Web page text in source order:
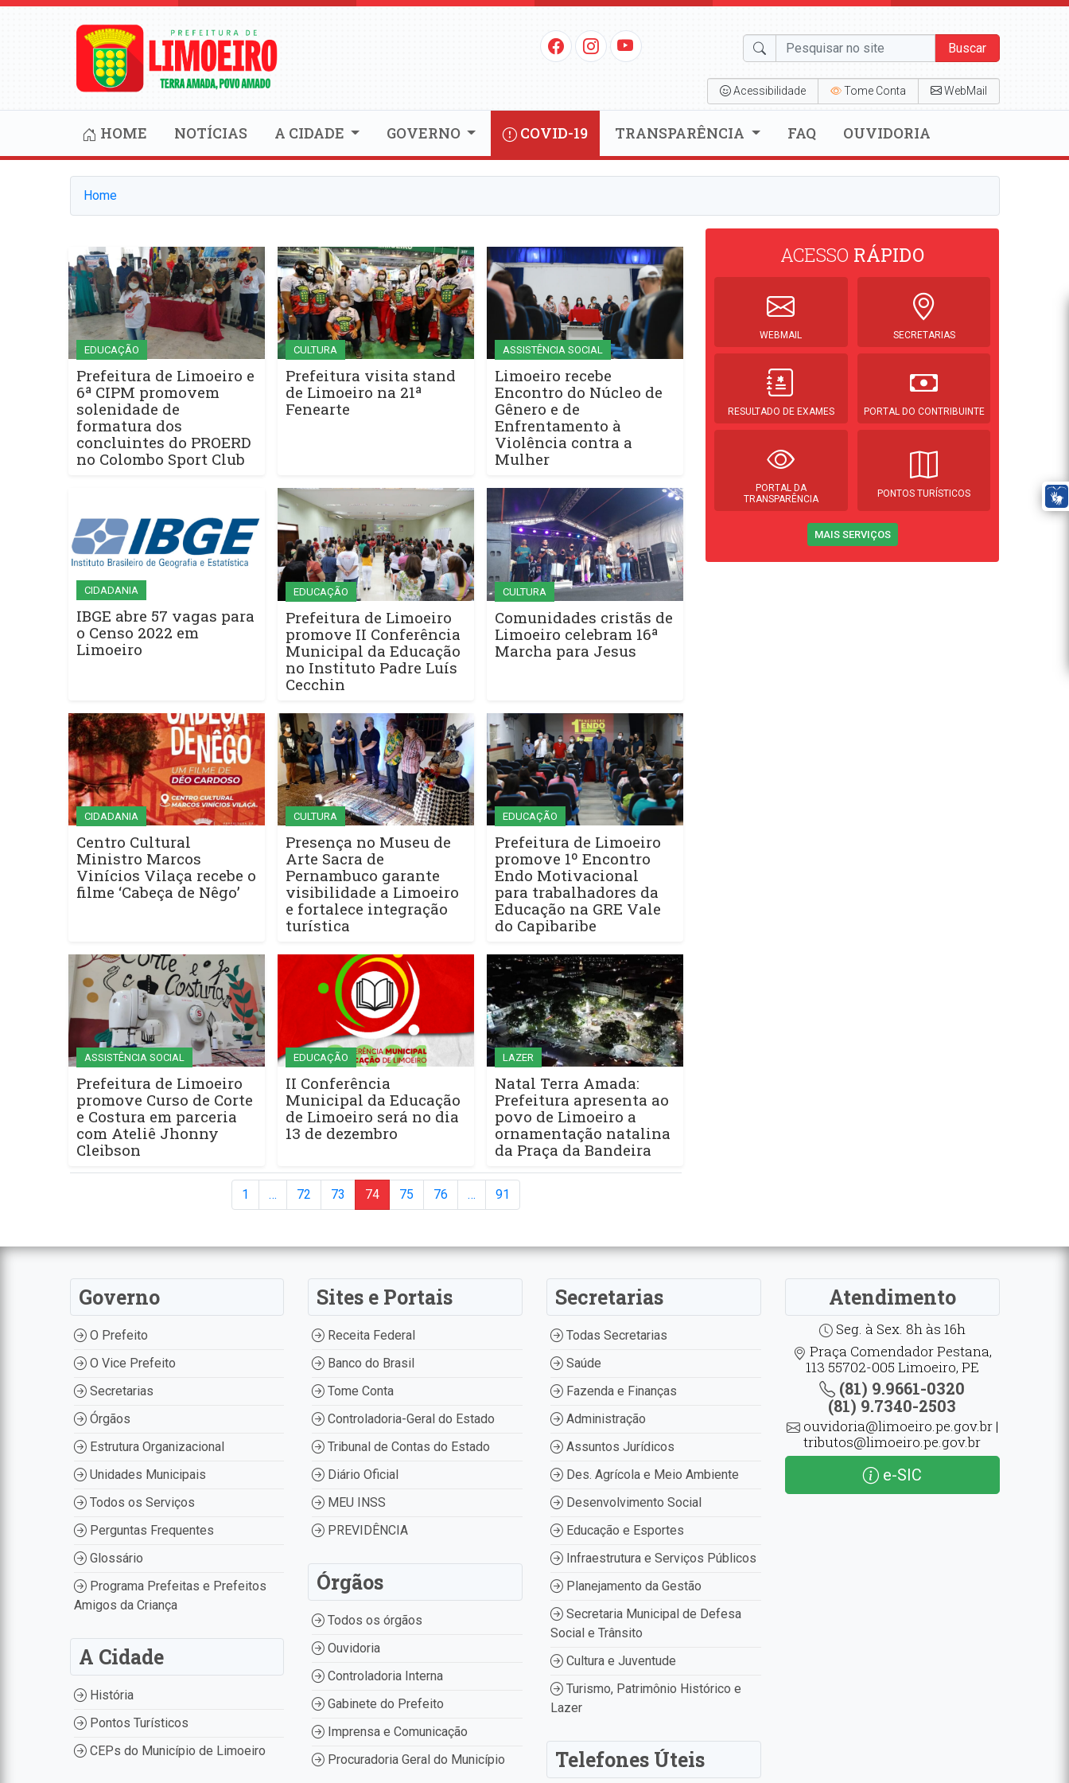
Buscar
Acessibilidade Tome Conta WebMail
HOME NOTÍCIAS A CIDADE GOVERNO COVID-19 TRANSPARÊNCIA FAQ OUVIDORIA
Home
EDUCAÇÃO
Prefeitura de Limoeiro e
6ª CIPM promovem
solenidade de
formatura dos
concluintes do PROERD
no Colombo Sport Club
CULTURA
Prefeitura visita stand
de Limoeiro na 21ª
Fenearte
ASSISTÊNCIA SOCIAL
Limoeiro recebe
Encontro do Núcleo de
Gênero e de
Enfrentamento à
Violência contra a
Mulher
CIDADANIA
IBGE abre 57 vagas para
o Censo 2022 em
Limoeiro
EDUCAÇÃO
Prefeitura de Limoeiro
promove II Conferência
Municipal da Educação
no Instituto Padre Luís
Cecchin
CULTURA
Comunidades cristãs de
Limoeiro celebram 16ª
Marcha para Jesus
CIDADANIA
Centro Cultural
Ministro Marcos
Vinícios Vilaça recebe o
filme ‘Cabeça de Nêgo’
CULTURA
Presença no Museu de
Arte Sacra de
Pernambuco garante
visibilidade a Limoeiro
e fortalece integração
turística
EDUCAÇÃO
Prefeitura de Limoeiro
promove 1º Encontro
Endo Motivacional
para trabalhadores da
Educação na GRE Vale
do Capibaribe
ASSISTÊNCIA SOCIAL
Prefeitura de Limoeiro
promove Curso de Corte
e Costura em parceria
com Ateliê Jhonny
Cleibson
EDUCAÇÃO
II Conferência
Municipal da Educação
de Limoeiro será no dia
13 de dezembro
LAZER
Natal Terra Amada:
Prefeitura apresenta ao
povo de Limoeiro a
ornamentação natalina
da Praça da Bandeira
1 … 72 73 74 75 76 … 91
ACESSO RÁPIDO
WEBMAIL SECRETARIAS
RESULTADO DE EXAMES PORTAL DO CONTRIBUINTE
PORTAL DA
TRANSPARÊNCIA
PONTOS TURÍSTICOS
MAIS SERVIÇOS
Governo
O Prefeito
O Vice Prefeito
Secretarias
Órgãos
Estrutura Organizacional
Unidades Municipais
Todos os Serviços
Perguntas Frequentes
Glossário
Programa Prefeitas e Prefeitos
Amigos da Criança
A Cidade
História
Pontos Turísticos
CEPs do Município de Limoeiro
Sites e Portais
Receita Federal
Banco do Brasil
Tome Conta
Controladoria-Geral do Estado
Tribunal de Contas do Estado
Diário Oficial
MEU INSS
PREVIDÊNCIA
Órgãos
Todos os órgãos
Ouvidoria
Controladoria Interna
Gabinete do Prefeito
Imprensa e Comunicação
Procuradoria Geral do Município
Secretarias
Todas Secretarias
Saúde
Fazenda e Finanças
Administração
Assuntos Jurídicos
Des. Agrícola e Meio Ambiente
Desenvolvimento Social
Educação e Esportes
Infraestrutura e Serviços Públicos
Planejamento da Gestão
Secretaria Municipal de Defesa
Social e Trânsito
Cultura e Juventude
Turismo, Patrimônio Histórico e
Lazer
Telefones Úteis
Atendimento
Seg. à Sex. 8h às 16h
Praça Comendador Pestana,
113 55702-005 Limoeiro, PE
(81) 9.9661-0320
(81) 9.7340-2503
ouvidoria@limoeiro.pe.gov.br |
tributos@limoeiro.pe.gov.br
e-SIC